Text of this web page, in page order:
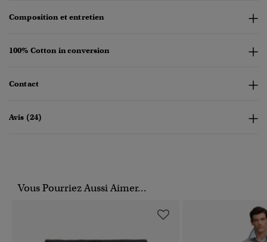
Composition et entretien
100% Cotton in conversion
Contact
Avis (24)
Vous Pourriez Aussi Aimer...